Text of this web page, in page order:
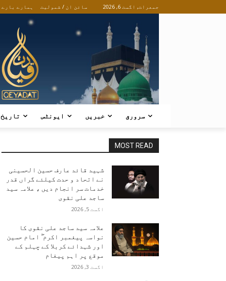
جمعرات, اگست 6, 2026 سائن ان / شمولیت ہمارے بارے
سرورق خبریں ایونٹس تاریخ
MOST READ
شہید قائد عارف حسین الحسینی
نے اتحاد و حدت کیلئے گراں قدر
خدمات سر انجام دیں ، علامہ سید
ساجد علی نقوی
اگست 5, 2026
علامہ سید ساجد علی نقوی کا
نواسہ پیغمبر اکرم ۖ امام حسین
اور شہدائے کربلا کے چہلم کے
موقع پر اہم پیغام
اگست 3, 2026